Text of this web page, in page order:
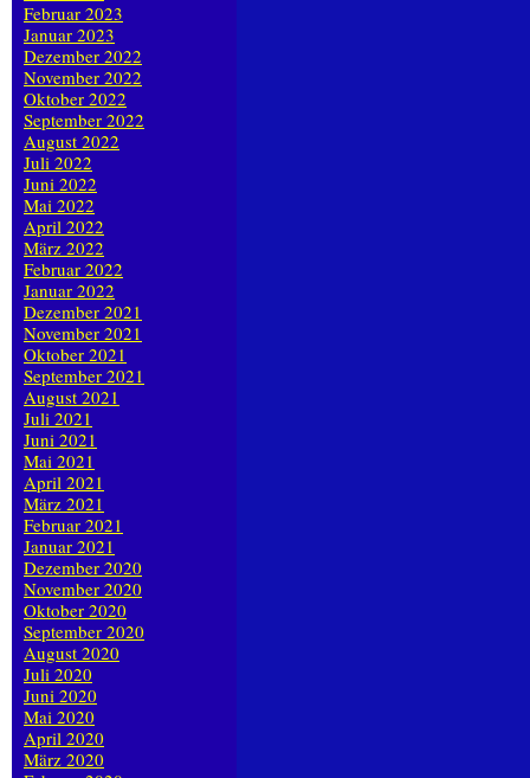
Februar 2023
Januar 2023
Dezember 2022
November 2022
Oktober 2022
September 2022
August 2022
Juli 2022
Juni 2022
Mai 2022
April 2022
März 2022
Februar 2022
Januar 2022
Dezember 2021
November 2021
Oktober 2021
September 2021
August 2021
Juli 2021
Juni 2021
Mai 2021
April 2021
März 2021
Februar 2021
Januar 2021
Dezember 2020
November 2020
Oktober 2020
September 2020
August 2020
Juli 2020
Juni 2020
Mai 2020
April 2020
März 2020